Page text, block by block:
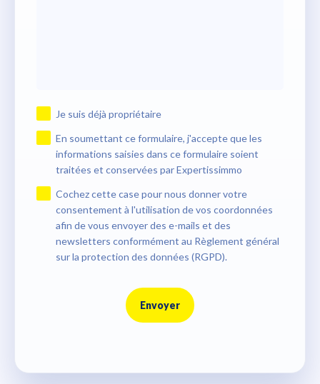
Je suis déjà propriétaire
En soumettant ce formulaire, j'accepte que les
informations saisies dans ce formulaire soient
traitées et conservées par Expertissimmo
Cochez cette case pour nous donner votre
consentement à l'utilisation de vos coordonnées
afin de vous envoyer des e-mails et des
newsletters conformément au Règlement général
sur la protection des données (RGPD).
Envoyer